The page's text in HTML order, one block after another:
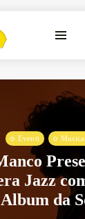
A
13 Min
Eventi
Jazz
Album da